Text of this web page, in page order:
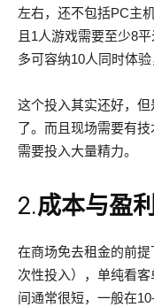
左右，还不包括PC主
且1人游戏需要至少8
多可容纳10人同时体验
这个投入其实还好，
了。而且现场需要有
需要投入大量精力。
2.成本与盈
在商场免去租金的前
次性投入），单纯看
间通常很短，一般在